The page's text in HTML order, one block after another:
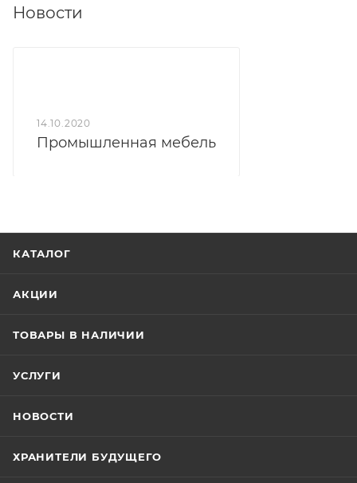
Новости
14.10.2020
Промышленная мебель
КАТАЛОГ
АКЦИИ
ТОВАРЫ В НАЛИЧИИ
УСЛУГИ
НОВОСТИ
ХРАНИТЕЛИ БУДУЩЕГО